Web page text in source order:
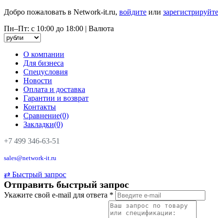
Добро пожаловать в Network-it.ru, войдите или
Пн–Пт: с 10:00 до 18:00 | Валюта
О компании
Для бизнеса
Спецусловия
Новости
Оплата и доставка
Гарантии и возврат
Контакты
Сравнение(0)
Закладки(0)
+7 499 346-63-51
sales@network-it.ru
⇄ Быстрый запрос
Отправить быстрый запрос
Укажите свой e-mail для ответа *